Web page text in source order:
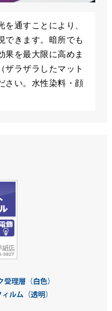
通すことにより、
できます。暗所でも
果を最大限に高めま
ザラザラしたマット
さい。水性染料・顔